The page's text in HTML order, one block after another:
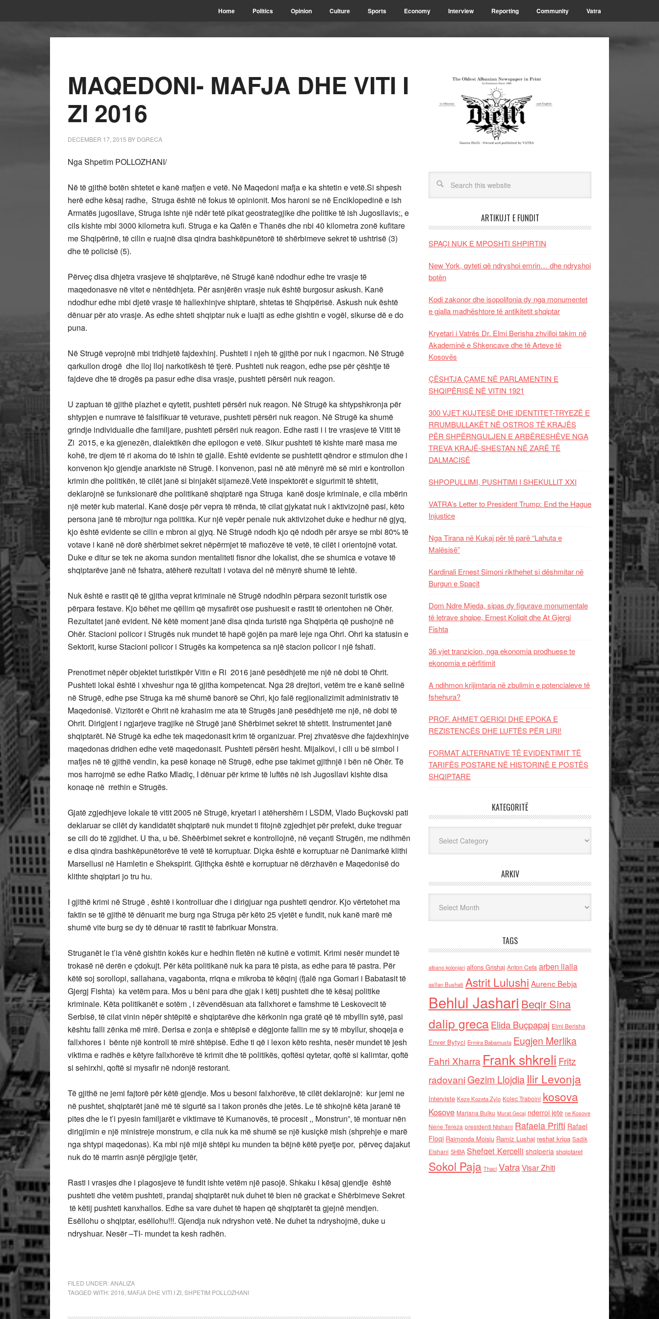
Home Politics Opinion Culture Sports Economy Interview Reporting Community Vatra
MAQEDONI- MAFJA DHE VITI I
ZI 2016
DECEMBER 17, 2015 BY DGRECA
Nga Shpetim POLLOZHANI/
Në të gjithë botën shtetet e kanë mafjen e vetë. Në Maqedoni mafja e ka shtetin e vetë.Si shpesh
herë edhe kësaj radhe, Struga është në fokus të opinionit. Mos haroni se në Enciklopedinë e ish
Armatës jugosllave, Struga ishte një ndër tetë pikat geostrategjike dhe politike të ish Jugosllavis;, e
cils kishte mbi 3000 kilometra kufi. Struga e ka Qafën e Thanës dhe nbi 40 kilometra zonë kufitare
me Shqipërinë, të cilin e ruajnë disa qindra bashkëpunëtorë të shërbimeve sekret të ushtrisë (3)
dhe të policisë (5).
Përveç disa dhjetra vrasjeve të shqiptarëve, në Strugë kanë ndodhur edhe tre vrasje të
maqedonasve në vitet e nëntëdhjeta. Për asnjërën vrasje nuk është burgosur askush. Kanë
ndodhur edhe mbi djetë vrasje të hallexhinjve shiptarë, shtetas të Shqipërisë. Askush nuk është
dënuar për ato vrasje. As edhe shteti shqiptar nuk e luajti as edhe gishtin e vogël, sikurse dë e do
puna.
Në Strugë veprojnë mbi tridhjetë fajdexhinj. Pushteti i njeh të gjithë por nuk i ngacmon. Në Strugë
qarkullon drogë dhe lloj lloj narkotikësh të tjerë. Pushteti nuk reagon, edhe pse për çështje të
fajdeve dhe të drogës pa pasur edhe disa vrasje, pushteti përsëri nuk reagon.
U zaptuan të gjithë plazhet e qytetit, pushteti përsëri nuk reagon. Në Strugë ka shtypshkronja për
shtypjen e numrave të falsifikuar të veturave, pushteti përsëri nuk reagon. Në Strugë ka shumë
grindje individualle dhe familjare, pushteti përsëri nuk reagon. Edhe rasti i i tre vrasjeve të Vitit të
Zi 2015, e ka gjenezën, dialektikën dhe epilogon e vetë. Sikur pushteti të kishte marë masa me
kohë, tre djem të ri akoma do të ishin të gjallë. Eshtë evidente se pushtetit qëndror e stimulon dhe i
konvenon kjo gjendje anarkiste në Strugë. I konvenon, pasi në atë mënyrë më së miri e kontrollon
krimin dhe politikën, të cilët janë si binjakët sijamezë.Vetë inspektorët e sigurimit të shtetit,
deklarojnë se funksionarë dhe politikanë shqiptarë nga Struga kanë dosje kriminale, e cila mbërin
një metër kub material. Kanë dosje për vepra të rrënda, të cilat gjykatat nuk i aktivizojnë pasi, këto
persona janë të mbrojtur nga politika. Kur një vepër penale nuk aktivizohet duke e hedhur në gjyq,
kjo është evidente se cilin e mbron ai gjyq. Në Strugë ndodh kjo që ndodh për arsye se mbi 80% të
votave i kanë në dorë shërbimet sekret nëpërmjet të mafiozëve të vetë, të cilët i orientojnë votat.
Duke e ditur se tek ne akoma sundon mentaliteti fisnor dhe lokalist, dhe se shumica e votave të
shqiptarëve janë në fshatra, atëherë rezultati i votava del në mënyrë shumë të lehtë.
Nuk është e rastit që të gjitha veprat kriminale në Strugë ndodhin përpara sezonit turistik ose
përpara festave. Kjo bëhet me qëllim që mysafirët ose pushuesit e rastit të orientohen në Ohër.
Rezultatet janë evident. Në këtë moment janë disa qinda turistë nga Shqipëria që pushojnë në
Ohër. Stacioni policor i Strugës nuk mundet të hapë gojën pa marë leje nga Ohri. Ohri ka statusin e
Sektorit, kurse Stacioni policor i Strugës ka kompetenca sa një stacion policor i një fshati.
Prenotimet nëpër objektet turistikpër Vitin e Ri 2016 janë pesëdhjetë me një në dobi të Ohrit.
Pushteti lokal është i xhveshur nga të gjitha kompetencat. Nga 28 drejtori, vetëm tre e kanë selinë
në Strugë, edhe pse Struga ka më shumë banorë se Ohri, kjo falë regjionalizimit administrativ të
Maqedonisë. Vizitorët e Ohrit në krahasim me ata të Strugës janë pesëdhjetë me një, në dobi të
Ohrit. Dirigjent i ngjarjeve tragjike në Strugë janë Shërbimet sekret të shtetit. Instrumentet janë
shqiptarët. Në Strugë ka edhe tek maqedonasit krim të organizuar. Prej zhvatësve dhe fajdexhinjve
maqedonas dridhen edhe vetë maqedonasit. Pushteti përsëri hesht. Mijalkovi, i cili u bë simbol i
mafjes në të gjithë vendin, ka pesë konaqe në Strugë, edhe pse takimet gjithnjë i bën në Ohër. Të
mos harrojmë se edhe Ratko Mladiç, I dënuar për krime të luftës në ish Jugosllavi kishte disa
konaqe në rrethin e Strugës.
Gjatë zgjedhjeve lokale të vitit 2005 në Strugë, kryetari i atëhershëm i LSDM, Vlado Buçkovski pati
deklaruar se cilët dy kandidatët shqiptarë nuk mundet ti fitojnë zgjedhjet për prefekt, duke treguar
se cili do të zgjidhet. U tha, u bë. Shëërbimet sekret e kontrollojnë, në veçanti Strugën, me ndihmën
e disa qindra bashkëpunëtorëve të vetë të korruptuar. Diçka është e korruptuar në Danimarkë klithi
Marsellusi në Hamletin e Shekspirit. Gjithçka është e korruptuar në dërzhavën e Maqedonisë do
klithte shqiptari jo tru hu.
I gjithë krimi në Strugë , është i kontrolluar dhe i dirigjuar nga pushteti qendror. Kjo vërtetohet ma
faktin se të gjithë të dënuarit me burg nga Struga për këto 25 vjetët e fundit, nuk kanë marë më
shumë vite burg se dy të dënuar të rastit të fabrikuar Monstra.
Struganët le t’ia vënë gishtin kokës kur e hedhin fletën në kutinë e votimit. Krimi nesër mundet të
trokasë në derën e çdokujt. Për këta politikanë nuk ka para të pista, as edhe para të pastra. Për
këtë soj sorollopi, sallahana, vagabonta, rriqna e mikroba të këqinj (fjalë nga Gomari i Babatasit të
Gjergj Fishta) ka vetëm para. Mos u bëni para dhe gjak i këtij pushteti dhe të kësaj politike
kriminale. Këta politikanët e sotëm , i zëvendësuan ata fallxhoret e famshme të Leskovecit të
Serbisë, të cilat vinin nëpër shtëpitë e shqiptarëve dhe kërkonin nga gratë që të mbyllin sytë, pasi
kështu falli zënka më mirë. Derisa e zonja e shtëpisë e dëgjonte fallin me sy të mbyllur, shoqeja e
fallxhores i bënte një kontroll të mirë shtëpisë. Edhe ti që i lexon këto reshta, nesër mundet të jesh
viktima e radhës e këtyre fallxhorëve të krimit dhe të politikës, qoftësi qytetar, qoftë si kalimtar, qoftë
si sehirxhi, qoftë si mysafir në ndonjë restorant.
Të gjithë ne jemi fajtorë për këtë gjendje. Mos u besoni falxhorëve, të cilët deklarojnë: kur jemi ne
në pushtet, shqiptarët janë më të sigurtë sa i takon pronës dhe jetës. Le të shkojnë këta jaranë të
pites dhe le t’i pyesin familjarët e viktimave të Kumanovës, të procesit ,, Monstrun”, të montuar nën
dirigjimin e një ministreje monstrum, e cila nuk ka më shumë se një kusiçkë mish (shprehje e marë
nga shtypi maqedonas). Ka mbi një mijë shtëpi ku munden ta bëjnë këtë pyetje por, përveç dajakut
nuk do të marrin asnjë përgjigje tjetër,
Rasti i vrasjes dhe i plagosjeve të fundit ishte vetëm një pasojë. Shkaku i kësaj gjendje është
pushteti dhe vetëm pushteti, prandaj shqiptarët nuk duhet të bien në grackat e Shërbimeve Sekret
të këtij pushteti kanxhallos. Edhe sa vare duhet të hapen që shqiptarët ta gjejnë mendjen.
Esëllohu o shqiptar, esëllohu!!!. Gjendja nuk ndryshon vetë. Ne duhet ta ndryshojmë, duke u
ndryshuar. Nesër –TI- mundet ta kesh radhën.
FILED UNDER:ANALIZA
TAGGED WITH:2016 MAFJA DHE VITI I ZI SHPETIM POLLOZHANI
ARTIKUJT E FUNDIT
SPAÇI NUK E MPOSHTI SHPIRTIN
New York, qyteti që ndryshoi emrin… dhe ndryshoi
botën
Kodi zakonor dhe isopolifonia dy nga monumentet
e gjalla madhështore të antikitetit shqiptar
Kryetari i Vatrës Dr. Elmi Berisha zhvilloi takim në
Akademinë e Shkencave dhe të Arteve të
Kosovës
ÇËSHTJA ÇAME NË PARLAMENTIN E
SHQIPËRISË NË VITIN 1921
300 VJET KUJTESË DHE IDENTITET-TRYEZË E
RRUMBULLAKËT NË OSTROS TË KRAJËS
PËR SHPËRNGULJEN E ARBËRESHËVE NGA
TREVA KRAJË-SHESTAN NË ZARË TË
DALMACISË
SHPOPULLIMI, PUSHTIMI I SHEKULLIT XXI
VATRA’s Letter to President Trump: End the Hague
Injustice
Nga Tirana në Kukaj për të parë “Lahuta e
Malësisë”
Kardinali Ernest Simoni rikthehet si dëshmitar në
Burgun e Spaçit
Dom Ndre Mjeda, sipas dy figurave monumentale
të letrave shqipe, Ernest Koliqit dhe At Gjergj
Fishta
36 vjet tranzicion, nga ekonomia prodhuese te
ekonomia e përfitimit
A ndihmon krijimtaria në zbulimin e potencialeve të
fshehura?
PROF. AHMET QERIQI DHE EPOKA E
REZISTENCЁS DHE LUFTЁS PЁR LIRI!
FORMAT ALTERNATIVE TË EVIDENTIMIT TË
TARIFËS POSTARE NË HISTORINË E POSTËS
SHQIPTARE
KATEGORITË
ARKIV
TAGS
albano kolonjari alfons Grishaj Anton Cefa arben llalla
asllan Bushati Astrit Lulushi Aurenc Bebja
Behlul Jashari Beqir Sina
dalip grecaElida Buçpapaj Elmi Berisha
Enver Bytyci Ermira Babamusta Eugjen Merlika
Fahri Xharra Frank shkreli Fritz
radovaniGezim Llojdia Ilir Levonja
Interviste Keze Kozeta Zylo Kolec Traboini kosova
Kosove Marjana Bulku Murat Gecaj nderroi jete ne Kosove
Nene Tereza presidenti Nishani Rafaela Prifti Rafael
Floqi Raimonda Moisiu Ramiz Lushaj reshat kripa Sadik
Elshani SHBA Shefqet Kercelli shqiperia shqiptaret
Sokol Paja Thaci VatraVisar Zhiti